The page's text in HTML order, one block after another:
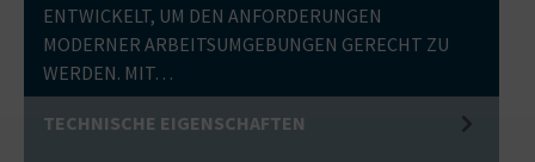
ENTWICKELT, UM DEN ANFORDERUNGEN
MODERNER ARBEITSUMGEBUNGEN GERECHT ZU
WERDEN. MIT…
TECHNISCHE EIGENSCHAFTEN